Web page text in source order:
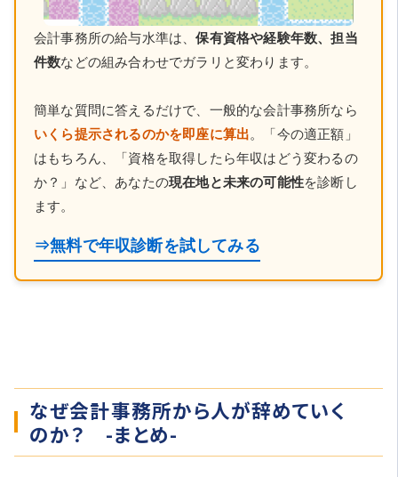
会計事務所の給与水準は、保有資格や経験年数、担当
件数などの組み合わせでガラリと変わります。
簡単な質問に答えるだけで、一般的な会計事務所なら
いくら提示されるのかを即座に算出。「今の適正額」
はもちろん、「資格を取得したら年収はどう変わるの
か？」など、あなたの現在地と未来の可能性を診断し
ます。
⇒無料で年収診断を試してみる
なぜ会計事務所から人が辞めていく
のか？ -まとめ-